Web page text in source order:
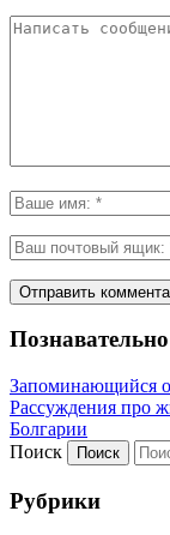
Познавательно
Запоминающийся
Рассуждения про
Болгарии
Поиск
Рубрики